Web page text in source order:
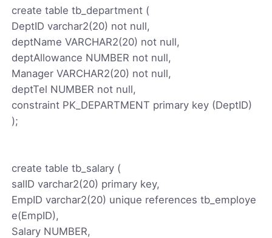
create table tb_department (
DeptID varchar2(20) not null,
deptName VARCHAR2(20) not null,
deptAllowance NUMBER not null,
Manager VARCHAR2(20) not null,
deptTel NUMBER not null,
constraint PK_DEPARTMENT primary key (DeptID)
);
create table tb_salary (
salID varchar2(20) primary key,
EmpID varchar2(20) unique references tb_employe
e(EmpID),
Salary NUMBER,